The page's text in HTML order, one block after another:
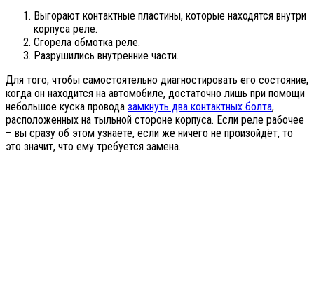
Выгорают контактные пластины, которые находятся внутри
корпуса реле.
Сгорела обмотка реле.
Разрушились внутренние части.
Для того, чтобы самостоятельно диагностировать его состояние,
когда он находится на автомобиле, достаточно лишь при помощи
небольшое куска провода замкнуть два контактных болта,
расположенных на тыльной стороне корпуса. Если реле рабочее
– вы сразу об этом узнаете, если же ничего не произойдёт, то
это значит, что ему требуется замена.